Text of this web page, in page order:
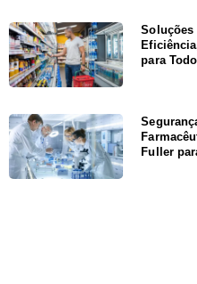
Soluções
para
Fuller